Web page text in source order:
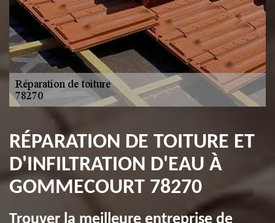
RÉPARATION DE TOITURE ET
D'INFILTRATION D'EAU À
GOMMECOURT 78270
Trouver la meilleure entreprise de